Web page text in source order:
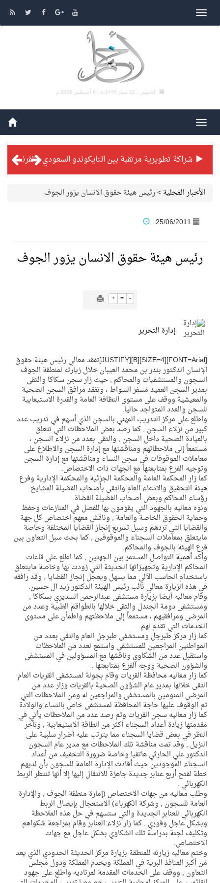
الخميس , 22 صفر 1448 هـ , 6 أغسطس 2026 م
شراكة تطويرية مرتقبة بين التايكوندو السعودي والفرنسي
سيل الخير يروي ملاعب الكوكب
المنتخب السعودي ينافس (64) دولة في أولمبياد الفلك والفيزياء الفلكية الدولي بالهند
من المعذر إلى المونديال.. رسائل ثقة ودعم تؤكد: كلنا مع الأخضر
الأخبار المحلية>رئيس هيئة حقوق الانسان يزور الجوف
25/06/2011
رئيس هيئة حقوق الانسان يزور الجوف
+ = -
إدارة التحرير
[FONT=Arial][SIZE=4][B][JUSTIFY]تفقد معالي رئيس هيئة حقوق
الإنسان الدكتور بندر بن محمد العيبان خلال زيارته لمنطقة الجوف
السجون والمستشفيات والمحاكم , حيث زار سجن سكاكا والتقى
بمدير السجن العميد مسفر السواط ، وتفقد مرافق السجن الصحية
والمعيشية ووقف على مستوى النظافة العامة والقدرة الاستيعابية
للسجن والعدد المتواجد حاليا.
واطلع على مركز التدريب المهني بالسجن الذي أسهم في تدريب عدد
كبير من نزلاء السجن , كما رصد بعض الملاحظات التي تتعلق
بالعيادة الصحية داخل السجن , والتقى بعدد من نزلاء السجن ،
مستمعاً إلى ملاحظاتهم ومناقشتها مع إدارة السجن والاطلاع على
معاملات الموقوفات في سجن النساء ومناقشتها مع إدارة السجن
وتوجيه الفرع بمتابعتها مع الجهات ذات الاختصاص.
كما زار المحكمة العامة والمحكمة الجزئية والمحكمة الإدارية وفرع
هيئة التحقيق والادعاء العام والتقى بأصحاب الفضيلة المشايخ
رؤساء المحاكم وبعض أصحاب الفضيلة القضاة.
ونوه معاليه بالجهود التي يقومون بها للفصل في المنازعات وحفظ
وحماية الحقوق الخاصة والعامة , وناقش معهم اختصاص كل جهة
والقضايا التي تردهم وسبل تسريع إنجاز القضايا المختلفة وخاصة
مايتعلق بمعاملات السجناء والموقوفين , كما بحث سبل التعاون بين
فرع الهيئة بالجوف والمحاكم.
وأكد أهمية التواصل المستمر بين الجهتين , كما اطلع على قاعات
المحاكم الإدارية وتجهيزاتها الحديثة التي زودت بها وخاصة مايتعلق
باستخدام الحاسب الآلي مما يسهل ويعجل إنجاز القضايا , وقد رافقه
في هذه الزيارة معالي نائب رئيس الهيئة الدكتور زيد آل حسين.
وقام معاليه أيضا بزيارة مستشفى عبدالرحمن السديري بسكاكا ,
ومستشفى دومة الجندل والتقى خلالها بالطواقم الطبية وعدد من
المرضى ومرافقيهم ، مستمعاً إلى ملاحظتهم واطمأن على مستوى
الخدمات التي تقدم لهم.
كما زار مركز طبرجل ومستشفى طبرجل العام والتقى بعدد من
المواطنين المراجعين للمستشفى واستمع لعدد من الملاحظات
واستقبل عدد من الشكاوي وناقشها مع المسؤولين في المستشفى
والشؤون الصحية ووجه الفرع بمتابعتها .
كما زار معاليه محافظة القريات وقام بجولة لمستشفى القريات العام
التقى خلالها بمدير عام الشؤون الصحية بالقريات وزار عدد من
المرضى المنومين بالمستشفى والمراجعين له ومن الملاحظات التي
تم الوقوف عليها حاجة المحافظة لمستشفى خاص بالنساء والولادة
كما زار معاليه سجن القريات وتم رصد عدد من الملاحظات يأتي في
مقدمتها زيادة أعداد السجناء أكثر من الطاقة الاستيعابية , وتأخر
النظر في بعض قضايا السجناء مما يترتب عليه أضرار سلبية على
النزيل , وقد تمت مناقشة تلك الملاحظات مع مدير عام السجون
الدكتور علي الحارثي هاتفيا وخاصة ضرورة التخفيف من أعداد
السجناء الموجودين حيث أفادت الإدارة العامة للسجون بأن لديهم
خطة لفتح أربع عنابر جديدة جاهزة للانتقال إليها إلا أنها تنتظر الربط
الكهربائي .
وطلب معاليه من جهات الاختصاص (إمارة منطقة الجوف , والإدارة
العامة للسجون , وشركة الكهرباء) الاستعجال بإيصال الربط
الكهربائي للعنابر الجديدة والتي ستسهم في حل هذه الملاحظة
وبشكل عاجل وفوري , كما زار نزلاء العنابر وقام بمراجعة شكواهم
وتكليف لجنة بدراسة تلك الشكاوي بشكل عاجل مع جهات
الاختصاص.
وختم معاليه زيارته للمنطقة بزيارة مركز الحديثة الحدودي الذي يعد
من أكبر المنافذ البرية في المملكة ويخدم المملكة ودول مجلس
التعاون , ووقف على الخدمات المقدمة لمرتاديه واطلع على جهود